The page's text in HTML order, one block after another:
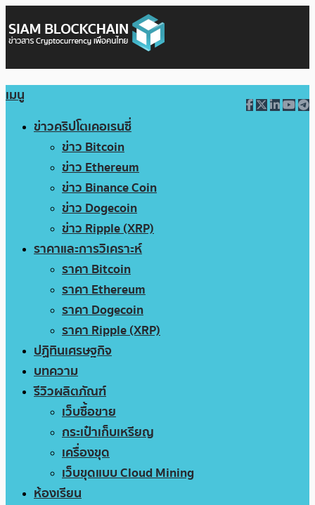
เมนู
ข่าวคริปโตเคอเรนซี่
ข่าว Bitcoin
ข่าว Ethereum
ข่าว Binance Coin
ข่าว Dogecoin
ข่าว Ripple (XRP)
ราคาและการวิเคราะห์
ราคา Bitcoin
ราคา Ethereum
ราคา Dogecoin
ราคา Ripple (XRP)
ปฏิทินเศรษฐกิจ
บทความ
รีวิวผลิตภัณฑ์
เว็บซื้อขาย
กระเป๋าเก็บเหรียญ
เครื่องขุด
เว็บขุดแบบ Cloud Mining
ห้องเรียน